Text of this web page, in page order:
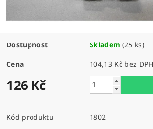
Dostupnost Skladem (25 ks)
Cena 104,13 Kč bez DPH
126 Kč
Kód produktu
1802